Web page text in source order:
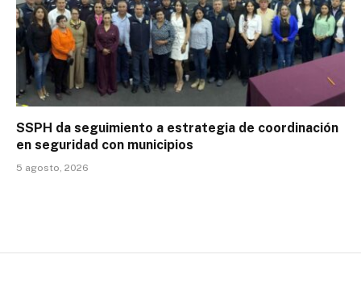
SSPH da seguimiento a estrategia de coordinación
en seguridad con municipios
5 agosto, 2026